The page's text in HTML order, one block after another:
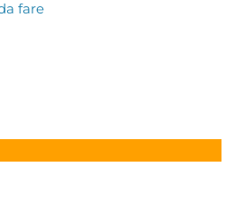
fare